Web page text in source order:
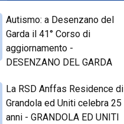
Autismo: a Desenzano del
Garda il 41° Corso di
aggiornamento -
DESENZANO DEL GARDA
La RSD Anffas Residence di
Grandola ed Uniti celebra 25
anni - GRANDOLA ED UNITI